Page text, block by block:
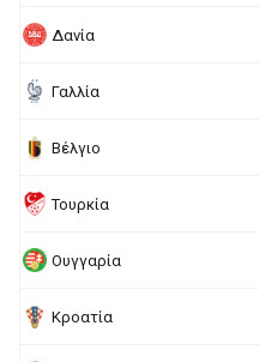
Δανία
Γαλλία
Βέλγιο
Τουρκία
Ουγγαρία
Κροατία